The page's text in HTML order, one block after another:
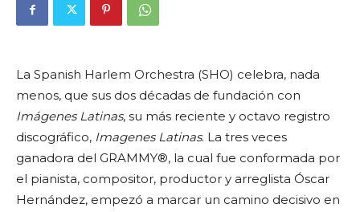
La Spanish Harlem Orchestra (SHO) celebra, nada
menos, que sus dos décadas de fundación con
Imágenes Latinas, su más reciente y octavo registro
discográfico, Imagenes Latinas. La tres veces
ganadora del GRAMMY®, la cual fue conformada por
el pianista, compositor, productor y arreglista Óscar
Hernández, empezó a marcar un camino decisivo en